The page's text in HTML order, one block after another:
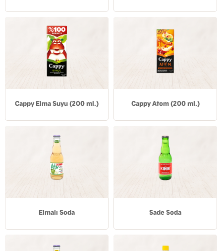
Cappy Elma Suyu (200 ml.) Cappy Atom (200 ml.)
Elmalı Soda Sade Soda